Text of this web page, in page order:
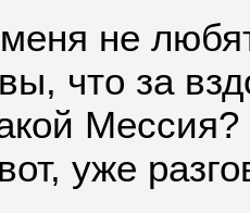
не
что за
Мессия?
уже